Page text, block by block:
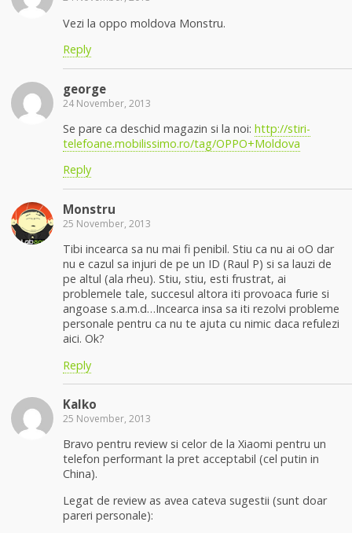
Vezi la oppo moldova Monstru.
Reply
george
24 November, 2013
Se pare ca deschid magazin si la noi: http://stiri-
telefoane.mobilissimo.ro/tag/OPPO+Moldova
Reply
Monstru
25 November, 2013
Tibi incearca sa nu mai fi penibil. Stiu ca nu ai oO dar
nu e cazul sa injuri de pe un ID (Raul P) si sa lauzi de
pe altul (ala rheu). Stiu, stiu, esti frustrat, ai
problemele tale, succesul altora iti provoaca furie si
angoase s.a.m.d…Incearca insa sa iti rezolvi probleme
personale pentru ca nu te ajuta cu nimic daca refulezi
aici. Ok?
Reply
Kalko
25 November, 2013
Bravo pentru review si celor de la Xiaomi pentru un
telefon performant la pret acceptabil (cel putin in
China).
Legat de review as avea cateva sugestii (sunt doar
pareri personale):